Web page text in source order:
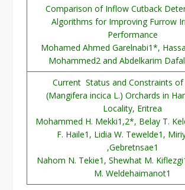
Comparison of Inflow Cutback
Algorithms for Improving Furrow
Performance
Mohamed Ahmed Garelnabi1*,
Mohammed2 and Abdelkarim
Current Status and Constraints
(Mangifera incica L.) Orchards in
Locality, Eritrea
Mohammed H. Mekki1,2*, Belay T.
F. Haile1, Lidia W. Tewelde1,
Gebretnsae1,
Nahom N. Tekie1, Shewhat M.
M. Weldehaimanot1